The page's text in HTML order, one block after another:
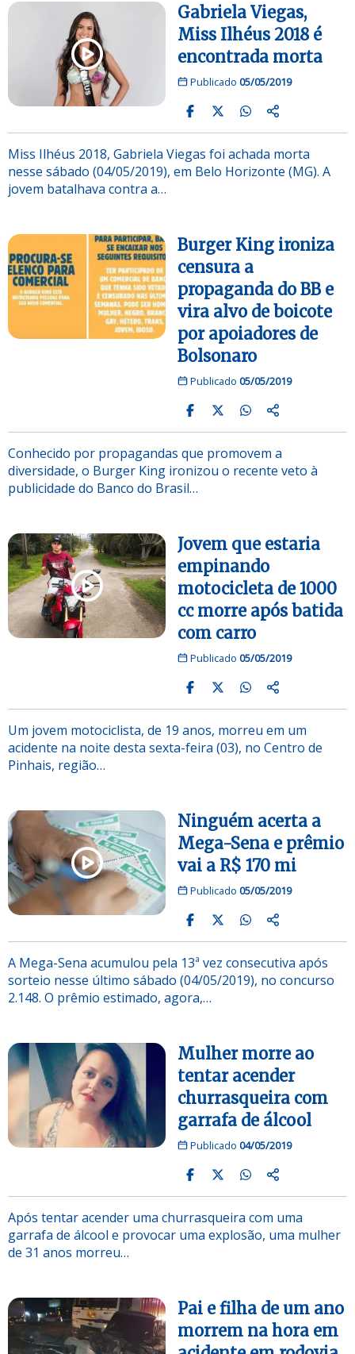
Gabriela Viegas,
Miss Ilhéus 2018 é
encontrada morta
Publicado 05/05/2019
Miss Ilhéus 2018, Gabriela Viegas foi achada morta
nesse sábado (04/05/2019), em Belo Horizonte (MG). A
jovem batalhava contra a…
Burger King ironiza
censura a
propaganda do BB e
vira alvo de boicote
por apoiadores de
Bolsonaro
Publicado 05/05/2019
Conhecido por propagandas que promovem a
diversidade, o Burger King ironizou o recente veto à
publicidade do Banco do Brasil…
Jovem que estaria
empinando
motocicleta de 1000
cc morre após batida
com carro
Publicado 05/05/2019
Um jovem motociclista, de 19 anos, morreu em um
acidente na noite desta sexta-feira (03), no Centro de
Pinhais, região…
Ninguém acerta a
Mega-Sena e prêmio
vai a R$ 170 mi
Publicado 05/05/2019
A Mega-Sena acumulou pela 13ª vez consecutiva após
sorteio nesse último sábado (04/05/2019), no concurso
2.148. O prêmio estimado, agora,…
Mulher morre ao
tentar acender
churrasqueira com
garrafa de álcool
Publicado 04/05/2019
Após tentar acender uma churrasqueira com uma
garrafa de álcool e provocar uma explosão, uma mulher
de 31 anos morreu…
Pai e filha de um ano
morrem na hora em